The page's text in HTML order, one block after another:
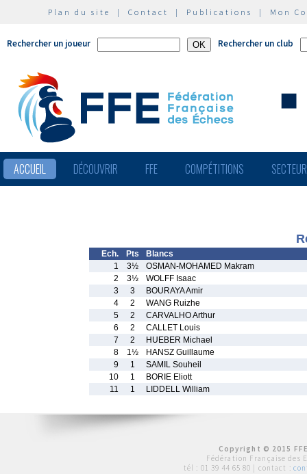
Plan du site | Contact | Publications | Mon
Rechercher un joueur Rechercher un club
ACCUEIL DÉCOUVRIR FFE COMPÉTITIONS
Ech. Pts
Blancs
1
3½
OSMAN-MOHAMED Makram
2
3½
WOLFF Isaac
3
3
BOURAYA Amir
4
2
WANG Ruizhe
5
2
CARVALHO Arthur
6
2
CALLET Louis
7
2
HUEBER Michael
8
1½
HANSZ Guillaume
9
1
SAMIL Souheil
10
1
BORIE Eliott
11
1 LIDDELL William
Copyright © 2015
Fédération Française des
tél : 01 39 44 65 80 | contact :